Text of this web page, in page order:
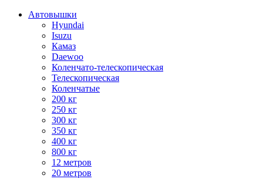
Автовышки
Hyundai
Isuzu
Камаз
Daewoo
Коленчато-телескопическая
Телескопическая
Коленчатые
200 кг
250 кг
300 кг
350 кг
400 кг
800 кг
12 метров
20 метров